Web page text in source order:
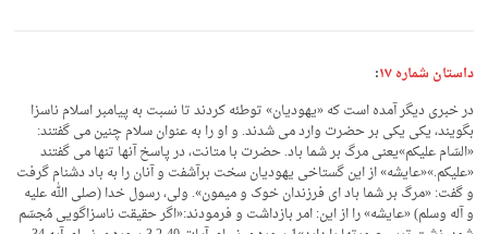
داستان شماره ۱۷ :
در خبری دیگر آمده است که «یهودیان» توطئه کردند تا نسبت به پیامبر اسلام ناسزا
بگویند، یکی یکی بر حضرت وارد می شدند. و او را به عنوان سلام چنین می گفتند:
«السّام علیکم»یعنی مرگ بر شما باد. حضرت با متانت، در پاسخ آنها تنها می گفتند
«علیکم.»«عایشه» از این گستاخی یهودیان سخت برآشفت و آنان را به باد دشنام گرفت
و گفت: «مرگ بر شما باد ای فرزندان خوک و میمون». ولی، رسول خدا (صلی الله علیه
و آله وسلم) «عایشه» را از این: امر بازداشت و فرمودند:«اگر حقیقت ناسزاگویی مُجسّم